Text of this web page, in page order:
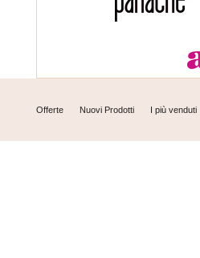
Offerte Nuovi Prodotti I più venduti